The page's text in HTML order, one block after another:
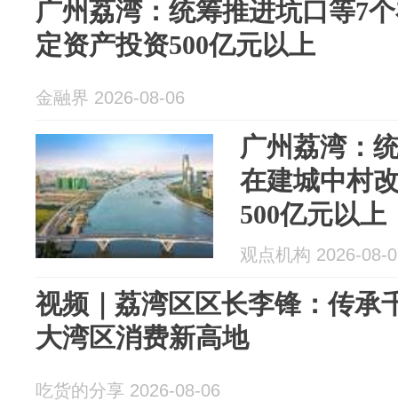
广州荔湾：统筹推进坑口等7
定资产投资500亿元以上
金融界 2026-08-06
广州荔湾：
在建城中村
500亿元以上
观点机构 2026-08-
视频｜荔湾区区长李锋：传承
大湾区消费新高地
吃货的分享 2026-08-06